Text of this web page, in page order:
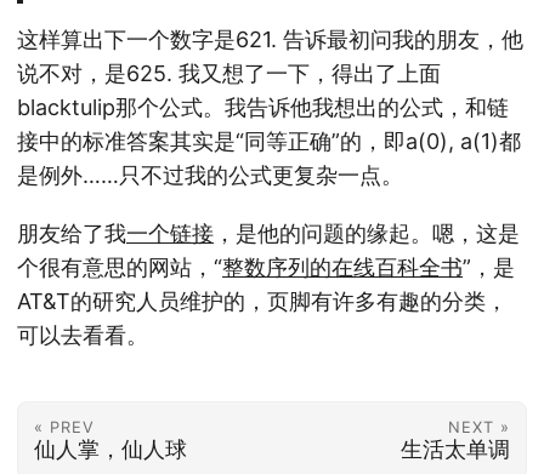
这样算出下一个数字是621. 告诉最初问我的朋友，他
说不对，是625. 我又想了一下，得出了上面
blacktulip那个公式。我告诉他我想出的公式，和链
接中的标准答案其实是“同等正确”的，即a(0), a(1)都
是例外……只不过我的公式更复杂一点。
朋友给了我一个链接 ，是他的问题的缘起。嗯，这是
个很有意思的网站，“整数序列的在线百科全书”，是
AT&T的研究人员维护的，页脚有许多有趣的分类，
可以去看看。
« PREV
仙人掌，仙人球
NEXT »
生活太单调